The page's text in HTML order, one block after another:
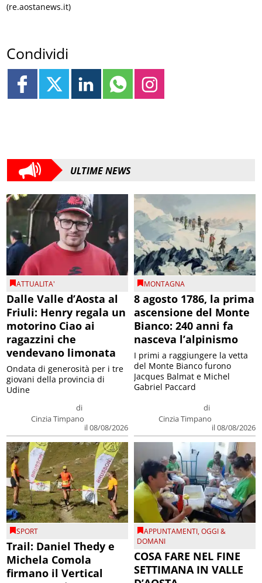
(re.aostanews.it)
Condividi
ULTIME NEWS
ATTUALITA'
Dalle Valle d’Aosta al
Friuli: Henry regala un
motorino Ciao ai
ragazzini che
vendevano limonata
di
Cinzia Timpano
il 08/08/2026
Ondata di generosità per i tre
giovani della provincia di
Udine
MONTAGNA
8 agosto 1786, la prima
ascensione del Monte
Bianco: 240 anni fa
nasceva l’alpinismo
di
Cinzia Timpano
il 08/08/2026
I primi a raggiungere la vetta
del Monte Bianco furono
Jacques Balmat e Michel
Gabriel Paccard
SPORT
Trail: Daniel Thedy e
Michela Comola
firmano il Vertical
APPUNTAMENTI,OGGI &
DOMANI
COSA FARE NEL FINE
SETTIMANA IN VALLE